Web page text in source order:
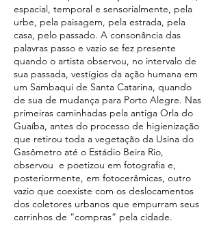
espacial, temporal e sensorialmente, pela
urbe, pela paisagem, pela estrada, pela
casa, pelo passado. A consonância das
palavras passo e vazio se fez presente
quando o artista observou, no intervalo de
sua passada, vestígios da ação humana em
um Sambaqui de Santa Catarina, quando
de sua de mudança para Porto Alegre. Nas
primeiras caminhadas pela antiga Orla do
Guaíba, antes do processo de higienização
que retirou toda a vegetação da Usina do
Gasômetro até o Estádio Beira Rio,
observou e poetizou em fotografia e,
posteriormente, em fotocerâmicas, outro
vazio que coexiste com os deslocamentos
dos coletores urbanos que empurram seus
carrinhos de “compras” pela cidade.